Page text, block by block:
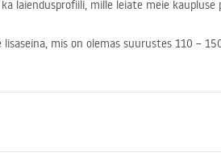
ka laiendusprofiili, mille leiate meie kaupluse
lisaseina, mis on olemas suurustes 110 –